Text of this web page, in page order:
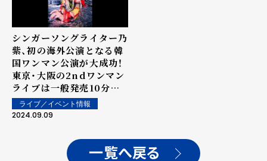
シンガーソングライター乃
紫、初の海外公演となる韓
国ワンマン公演が大成功！
東京・大阪の2ndワンマン
ライブは一般発売10分で
即ソールドアウト！と好調！
ライブ／イベント情報
2024.09.09
一覧へ戻る